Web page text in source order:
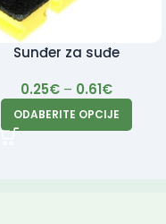
Sunđer za suđe
0.25€ – 0.61€
ODABERITE OPCIJE